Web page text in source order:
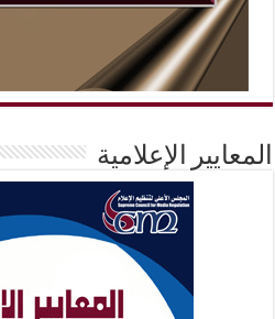
المعايير الإعلامية